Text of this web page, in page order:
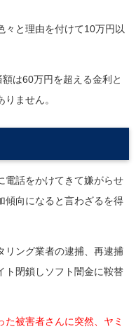
々と理由を付けて10万円以
は60万円を超える金利と
ません。
電話をかけてきて嫌がらせ
傾向になると言わざるを得
リング業者の逮捕、再逮捕
ト閉鎖しソフト闇金に鞍替
被害者さんに突然、ヤミ